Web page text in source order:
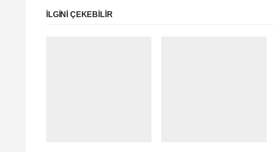
ILGINI ÇEKEBILIR